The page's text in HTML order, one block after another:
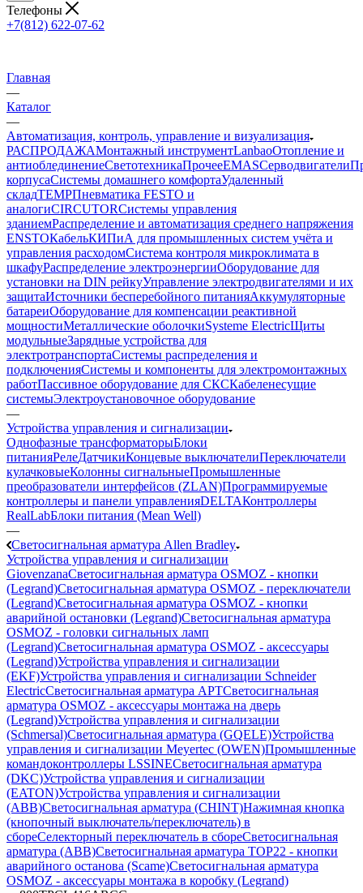
Телефоны
+7(812) 622-07-62
Главная
—
Каталог
—
Автоматизация, контроль, управление и визуализация
РАСПРОДАЖАМонтажный инструментLanbaoОтопление и
антиоблединениеСветотехникаПрочееEMASCерводвигатели
корпусаСистемы домашнего комфортаУдаленный
складTEMPПневматика FESTO и
аналогиCIRCUTORСистемы управления
зданиемРаспределение и автоматизация среднего напряжения
ENSTOКабельКИПиА для промышленных систем учёта и
управления расходомСистема контроля микроклимата в
шкафуРаспределение электроэнергииОборудование для
установки на DIN рейкуУправление электродвигателями и их
защитаИсточники бесперебойного питанияАккумуляторные
батареиОборудование для компенсации реактивной
мощностиМеталлические оболочкиSysteme ElectricЩиты
модульныеЗарядные устройства для
электротранспортаСистемы распределения и
подключенияСистемы и компоненты для электромонтажных
работПассивное оборудование для СКСКабеленесущие
системыЭлектроустановочное оборудование
—
Устройства управления и сигнализации
Однофазные трансформаторыБлоки
питанияРелеДатчикиКонцевые выключателиПереключатели
кулачковыеКолонны сигнальныеПромышленные
преобразователи интерфейсов (ZLAN)Программируемые
контроллеры и панели управленияDELTAКонтроллеры
RealLabБлоки питания (Mean Well)
—
Светосигнальная арматура Allen Bradley
Устройства управления и сигнализации
GiovenzanaСветосигнальная арматура OSMOZ - кнопки
(Legrand)Светосигнальная арматура OSMOZ - переключатели
(Legrand)Светосигнальная арматура OSMOZ - кнопки
аварийной остановки (Legrand)Светосигнальная арматура
OSMOZ - головки сигнальных ламп
(Legrand)Светосигнальная арматура OSMOZ - аксессуары
(Legrand)Устройства управления и сигнализации
(EKF)Устройства управления и сигнализации Schneider
ElectricСветосигнальная арматура APTСветосигнальная
арматура OSMOZ - аксессуары монтажа на дверь
(Legrand)Устройства управления и сигнализации
(Schmersal)Светосигнальная арматура (GQELE)Устройства
управления и сигнализации Meyertec (OWEN)Промышленные
командоконтроллеры LSSINEСветосигнальная арматура
(DKC)Устройства управления и сигнализации
(EATON)Устройства управления и сигнализации
(ABB)Светосигнальная арматура (CHINT)Нажимная кнопка
(кнопочный выключатель/переключатель) в
сбореСелекторный переключатель в сбореСветосигнальная
арматура (ABB)Светосигнальная арматура TOP22 - кнопки
аварийного останова (Scame)Светосигнальная арматура
OSMOZ - аксессуары монтажа в коробку (Legrand)